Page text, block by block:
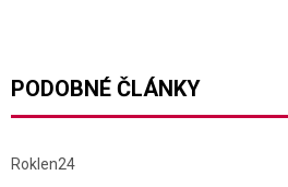
PODOBNÉ ČLÁNKY
Roklen24